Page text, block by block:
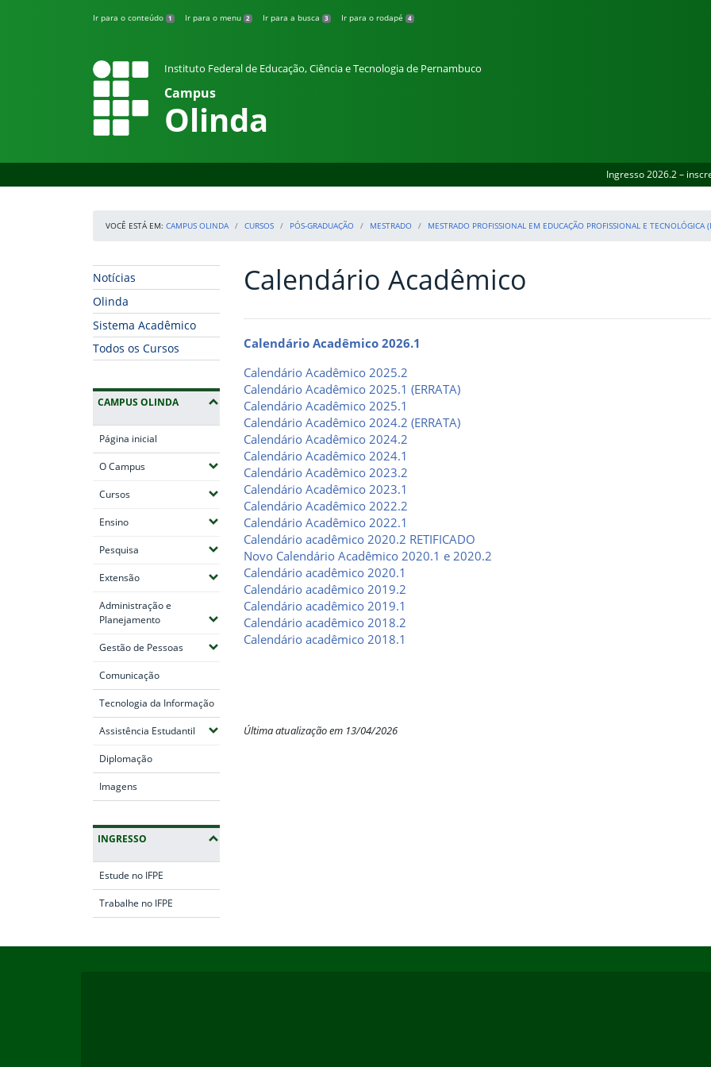
Ir para o conteúdo 1 Ir para o menu 2 Ir para a busca 3 Ir para o rodapé 4
Instituto Federal de Educação, Ciência e Tecnologia de Pernambuco
Campus
Olinda
Ingresso 2026.2 –
VOCÊ ESTÁ EM: CAMPUS OLINDA CURSOS PÓS-GRADUAÇÃO MESTRADO MESTRADO PROFISSIONAL EM EDUCAÇÃO PROFISSIONAL E TECNOLÓGICA
Início da navegação
Notícias
Olinda
Sistema Acadêmico
Todos os Cursos
CAMPUS OLINDA
Página inicial
O Campus(Expandir submenus)
Cursos(Expandir submenus)
Ensino(Expandir submenus)
Pesquisa (Expandir submenus)
Extensão(Expandir submenus)
Administração e
Planejamento(Expandir submenus)
Gestão de Pessoas(Expandir submenus)
Comunicação
Tecnologia da Informação
Assistência Estudantil (Expandir submenus)
Diplomação
Imagens
INGRESSO
Estude no IFPE
Trabalhe no IFPE
Início do conteúdo
Calendário Acadêmico
Calendário Acadêmico 2026.1
Calendário Acadêmico 2025.2
Calendário Acadêmico 2025.1 (ERRATA)
Calendário Acadêmico 2025.1
Calendário Acadêmico 2024.2 (ERRATA)
Calendário Acadêmico 2024.2
Calendário Acadêmico 2024.1
Calendário Acadêmico 2023.2
Calendário Acadêmico 2023.1
Calendário Acadêmico 2022.2
Calendário Acadêmico 2022.1
Calendário acadêmico 2020.2 RETIFICADO
Novo Calendário Acadêmico 2020.1 e 2020.2
Calendário acadêmico 2020.1
Calendário acadêmico 2019.2
Calendário acadêmico 2019.1
Calendário acadêmico 2018.2
Calendário acadêmico 2018.1
Última atualização em 13/04/2026